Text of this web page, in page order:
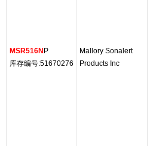
MSR516N P
库存编号:51670276
Mallory Sonalert
Products Inc